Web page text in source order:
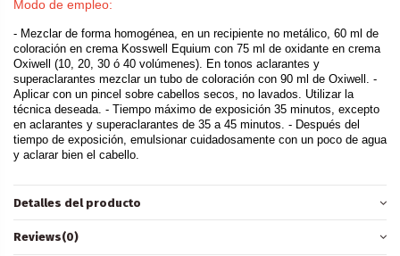
Modo de empleo:
- Mezclar de forma homogénea, en un recipiente no metálico, 60 ml de
coloración en crema Kosswell Equium con 75 ml de oxidante en crema
Oxiwell (10, 20, 30 ó 40 volúmenes). En tonos aclarantes y
superaclarantes mezclar un tubo de coloración con 90 ml de Oxiwell. -
Aplicar con un pincel sobre cabellos secos, no lavados. Utilizar la
técnica deseada. - Tiempo máximo de exposición 35 minutos, excepto
en aclarantes y superaclarantes de 35 a 45 minutos. - Después del
tiempo de exposición, emulsionar cuidadosamente con un poco de agua
y aclarar bien el cabello.
Detalles del producto
Reviews(0)